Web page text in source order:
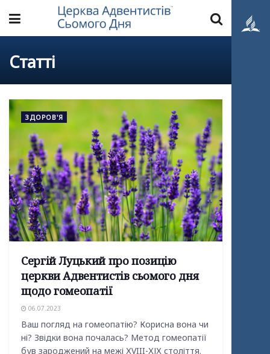
Статті
ЗДОРОВ'Я
Сергій Луцький про позицію
церкви Адвентистів сьомого дня
щодо гомеопатії
06.07.2023
Ваш погляд на гомеопатію? Корисна вона чи
ні? Звідки вона почалась? Метод гомеопатії
був зароджений на межі ХVIII-ХІХ століття.